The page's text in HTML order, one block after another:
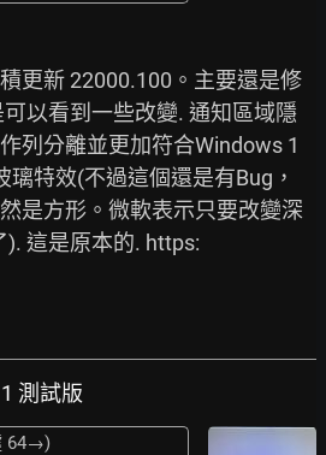
更新 22000.100。主要還是修
以看到一些改變. 通知區域隱
列分離並更加符合Windows 1
璃特效(不過這個還是有Bug，
是方形。微軟表示只要改變深
這是原本的. https:
測試版
64→)